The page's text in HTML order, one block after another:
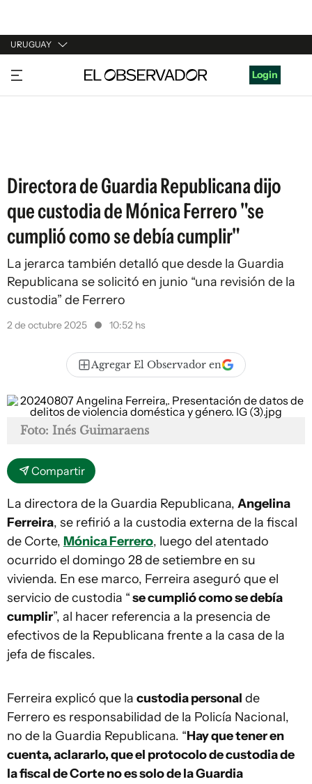
URUGUAY
URUGUAY
ARGENTINA
Login
Directora de Guardia Republicana dijo
que custodia de Mónica Ferrero "se
cumplió como se debía cumplir"
La jerarca también detalló que desde la Guardia
Republicana se solicitó en junio “una revisión de la
custodia” de Ferrero
2 de octubre 2025 10:52 hs
Agregar El Observador en
Foto: Inés Guimaraens
Compartir
La directora de la Guardia Republicana, Angelina
Ferreira, se refirió a la custodia externa de la fiscal
de Corte, Mónica Ferrero, luego del atentado
ocurrido el domingo 28 de setiembre en su
vivienda. En ese marco, Ferreira aseguró que el
servicio de custodia “se cumplió como se debía
cumplir”, al hacer referencia a la presencia de
efectivos de la Republicana frente a la casa de la
jefa de fiscales.
Ferreira explicó que la custodia personal de
Ferrero es responsabilidad de la Policía Nacional,
no de la Guardia Republicana. “Hay que tener en
cuenta, aclararlo, que el protocolo de custodia de
la fiscal de Corte no es solo de la Guardia